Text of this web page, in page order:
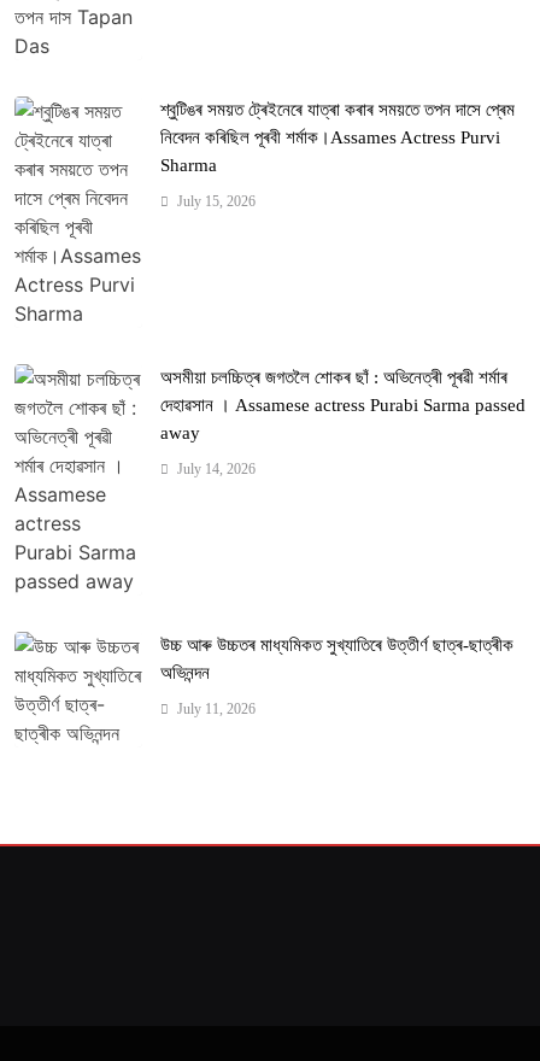
শ্বুটিঙৰ সময়ত ট্ৰেইনেৰে যাত্ৰা কৰাৰ সময়তে তপন দাসে প্ৰেম
নিবেদন কৰিছিল পূৰবী শৰ্মাক।Assames Actress Purvi
Sharma
July 15, 2026
অসমীয়া চলচ্চিত্ৰ জগতলৈ শোকৰ ছাঁ : অভিনেত্ৰী পূৰৱী শৰ্মাৰ
দেহাৱসান । Assamese actress Purabi Sarma passed
away
July 14, 2026
উচ্চ আৰু উচ্চতৰ মাধ্যমিকত সুখ্যাতিৰে উত্তীৰ্ণ ছাত্ৰ-ছাত্ৰীক
অভিনন্দন
July 11, 2026